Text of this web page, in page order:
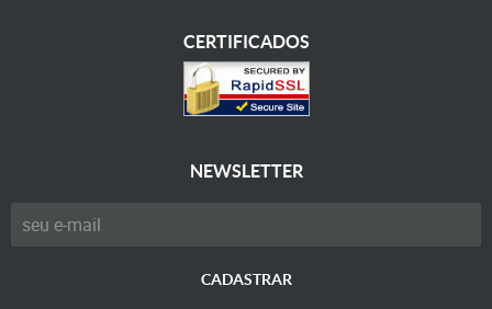
CERTIFICADOS
NEWSLETTER
CADASTRAR